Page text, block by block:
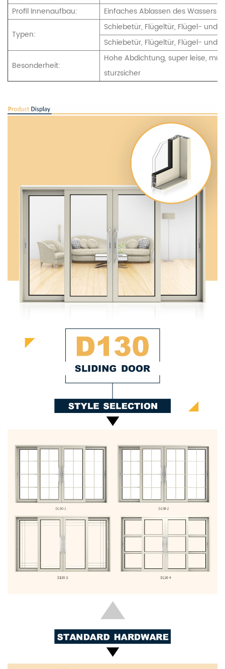
Profil Innenaufbau:
Einfaches Ablassen des Wassers
Typen:
Schiebetür, Flügeltür, Flügel- und
Schiebetür, Flügeltür, Flügel- und
Besonderheit:
Hohe Abdichtung, super leise,
sturzsicher